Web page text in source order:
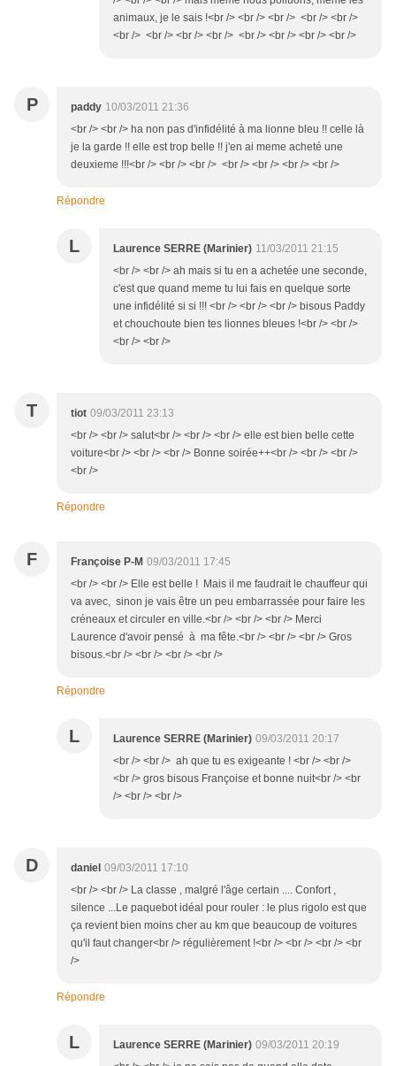
animaux, je le sais !<br /> <br /> <br /> <br /> <br />
<br /> <br /> <br /> <br /> <br /> <br /> <br /> <br />
P paddy 10/03/2011 21:36
<br /> <br /> ha non pas d'infidélité à ma lionne bleu !! celle là
je la garde !! elle est trop belle !! j'en ai meme acheté une
deuxieme !!!<br /> <br /> <br /> <br /> <br /> <br /> <br />
Répondre
L Laurence SERRE (Marinier) 11/03/2011 21:15
<br /> <br /> ah mais si tu en a achetée une seconde,
c'est que quand meme tu lui fais en quelque sorte
une infidélité si si !!! <br /> <br /> <br /> bisous Paddy
et chouchoute bien tes lionnes bleues !<br /> <br />
<br /> <br />
T tiot 09/03/2011 23:13
<br /> <br /> salut<br /> <br /> <br /> elle est bien belle cette
voiture<br /> <br /> <br /> Bonne soirée++<br /> <br /> <br />
<br />
Répondre
F Françoise P-M 09/03/2011 17:45
<br /> <br /> Elle est belle ! Mais il me faudrait le chauffeur qui
va avec, sinon je vais être un peu embarrassée pour faire les
créneaux et circuler en ville.<br /> <br /> <br /> Merci
Laurence d'avoir pensé à ma fête.<br /> <br /> <br /> Gros
bisous.<br /> <br /> <br /> <br />
Répondre
L Laurence SERRE (Marinier) 09/03/2011 20:17
<br /> <br /> ah que tu es exigeante ! <br /> <br />
<br /> gros bisous Françoise et bonne nuit<br /> <br
/> <br /> <br />
D daniel 09/03/2011 17:10
<br /> <br /> La classe , malgré l'âge certain .... Confort ,
silence ...Le paquebot idéal pour rouler : le plus rigolo est que
ça revient bien moins cher au km que beaucoup de voitures
qu'il faut changer<br /> régulièrement !<br /> <br /> <br /> <br
/>
Répondre
L Laurence SERRE (Marinier) 09/03/2011 20:19